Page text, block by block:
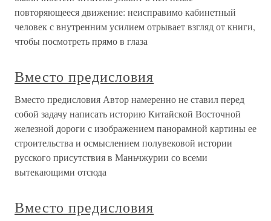
повторяющееся движение: неисправимо кабинетный
человек с внутренним усилием отрывает взгляд от книги,
чтобы посмотреть прямо в глаза
Вместо предисловия
Вместо предисловия Автор намеренно не ставил перед
собой задачу написать историю Китайской Восточной
железной дороги с изображением панорамной картины ее
строительства и осмыслением полувековой истории
русского присутствия в Маньчжурии со всеми
вытекающими отсюда
Вместо предисловия